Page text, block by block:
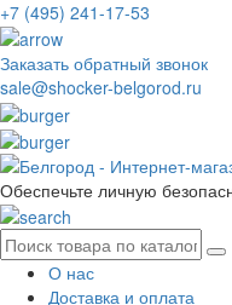
+7 (495) 241-17-53
Заказать обратный звонок
sale@shocker-belgorod.ru
Обеспечьте личную
О нас
Доставка и оплата